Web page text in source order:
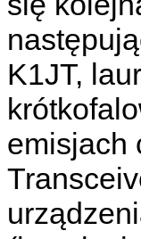
K1JT,
emisjach